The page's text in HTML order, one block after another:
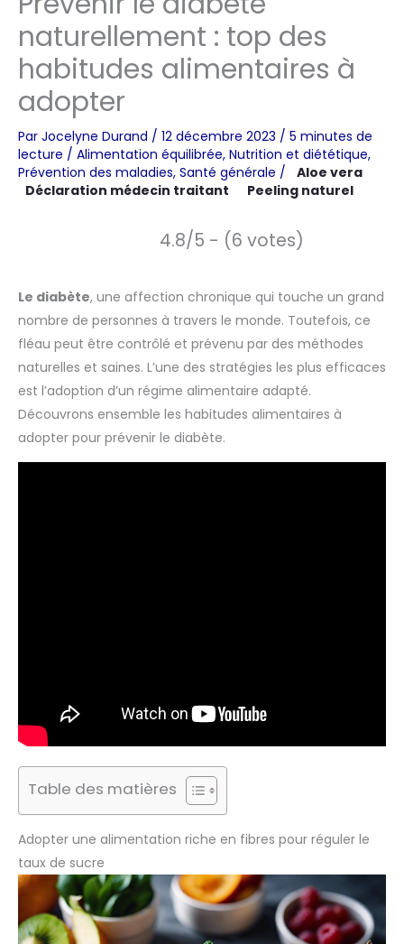
naturellement : top des
habitudes alimentaires à
adopter
Par Jocelyne Durand / 12 décembre 2023 / 5 minutes de
lecture / Alimentation équilibrée, Nutrition et diététique,
Prévention des maladies, Santé générale /
Aloe vera
Déclaration médecin traitant
Peeling naturel
4.8/5 - (6 votes)
Le diabète, une affection chronique qui touche un grand
nombre de personnes à travers le monde. Toutefois, ce
fléau peut être contrôlé et prévenu par des méthodes
naturelles et saines. L’une des stratégies les plus efficaces
est l’adoption d’un régime alimentaire adapté.
Découvrons ensemble les habitudes alimentaires à
adopter pour prévenir le diabète.
Table des matières
Adopter une alimentation riche en fibres pour réguler le
taux de sucre